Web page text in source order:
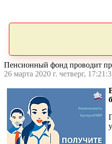
Пенсионный фонд проводит
26 марта 2020 г. четверг,